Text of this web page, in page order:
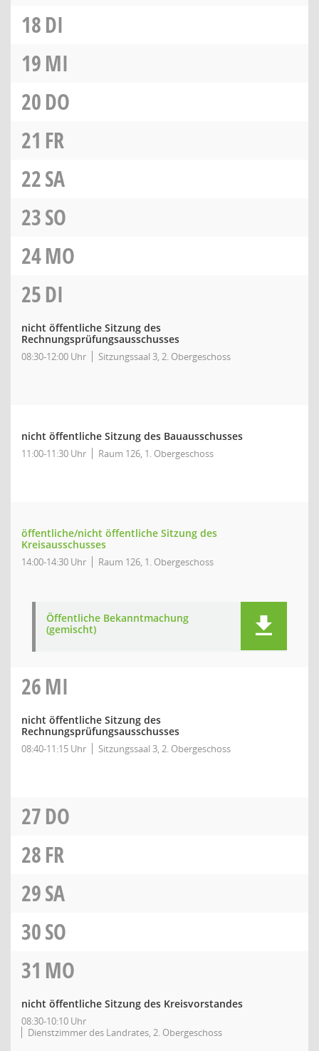
18DI
19MI
20DO
21 FR
22SA
23SO
24MO
25DI
nicht öffentliche Sitzung des
Rechnungsprüfungsausschusses
08:30-12:00 Uhr Sitzungssaal 3, 2. Obergeschoss
nicht öffentliche Sitzung des Bauausschusses
11:00-11:30 Uhr Raum 126, 1. Obergeschoss
öffentliche/nicht öffentliche Sitzung des
Kreisausschusses
14:00-14:30 Uhr Raum 126, 1. Obergeschoss
Öffentliche Bekanntmachung
(gemischt)
26MI
nicht öffentliche Sitzung des
Rechnungsprüfungsausschusses
08:40-11:15 Uhr Sitzungssaal 3, 2. Obergeschoss
27DO
28FR
29SA
30SO
31 MO
nicht öffentliche Sitzung des Kreisvorstandes
08:30-10:10 Uhr
Dienstzimmer des Landrates, 2. Obergeschoss